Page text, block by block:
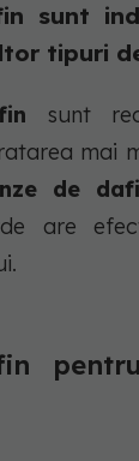
sunt
tipuri
sunt
mai
de
are